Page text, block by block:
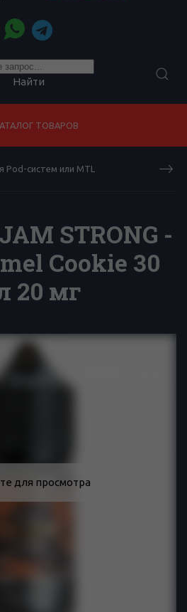
Найти
ТОВАРОВ
Pod-систем или MTL
STRONG -
Cookie 30
20 мг
для просмотра